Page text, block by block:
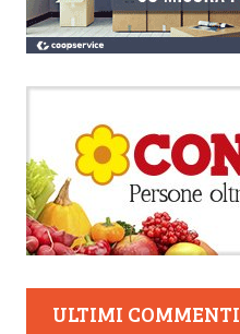
ULTIMI COMMENTI